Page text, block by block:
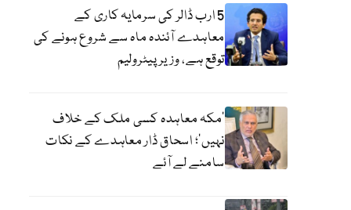
5 ارب ڈالر کی سرمایہ کاری کے
معاہدے آئندہ ماہ سے شروع ہونے کی
توقع ہے، وزیر پیٹرولیم
‘مکہ معاہدہ کسی ملک کے خلاف
نہیں’؛ اسحاق ڈار معاہدے کے نکات
سامنے لے آئے